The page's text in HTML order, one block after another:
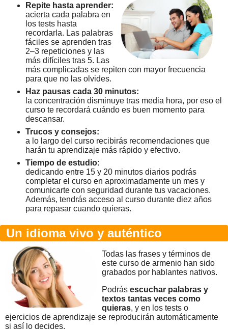
Repite hasta aprender:
acierta cada palabra en
los tests hasta
recordarla. Las palabras
fáciles se aprenden tras
2–3 repeticiones y las
más difíciles tras 5. Las
más complicadas se repiten con mayor frecuencia
para que no las olvides.
Haz pausas cada 30 minutos:
la concentración disminuye tras media hora, por eso el
curso te recordará cuándo es buen momento para
descansar.
Trucos y consejos:
a lo largo del curso recibirás recomendaciones que
harán tu aprendizaje más rápido y efectivo.
Tiempo de estudio:
dedicando entre 15 y 20 minutos diarios podrás
completar el curso en aproximadamente un mes y
comunicarte con seguridad durante tus vacaciones.
Además, tendrás acceso al curso durante diez años
para repasar cuando quieras.
Un idioma vivo y auténtico
Todas las frases y términos de
este curso de armenio han sido
grabados por hablantes nativos.
Podrás escuchar palabras y
textos tantas veces como
quieras, y en los tests o
ejercicios de aprendizaje se reproducirán automáticamente
si así lo decides.